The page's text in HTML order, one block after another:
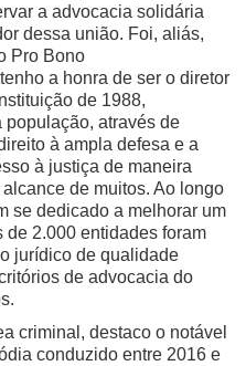
a advocacia solidária
dessa união. Foi, aliás,
Pro Bono
a honra de ser o diretor
de 1988,
população, através de
à ampla defesa e a
à justiça de maneira
de muitos. Ao longo
se dedicado a melhorar um
2.000 entidades foram
jurídico de qualidade
de advocacia do
criminal, destaco o notável
conduzido entre 2016 e